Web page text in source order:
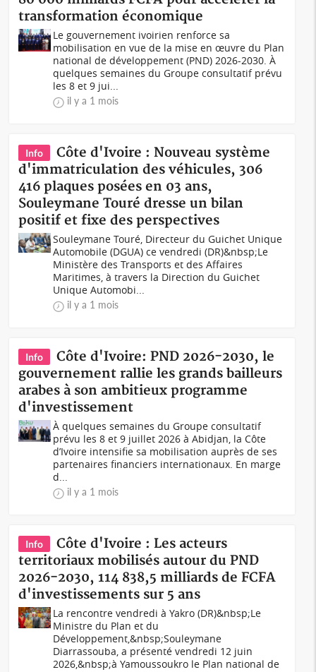
transformation économique
Le gouvernement ivoirien renforce sa
mobilisation en vue de la mise en œuvre du Plan
national de développement (PND) 2026-2030. À
quelques semaines du Groupe consultatif prévu
les 8 et 9 jui...
il y a 1 mois
Info
Côte d'Ivoire : Nouveau système
d'immatriculation des véhicules, 306
416 plaques posées en 03 ans,
Souleymane Touré dresse un bilan
positif et fixe des perspectives
Souleymane Touré, Directeur du Guichet Unique
Automobile (DGUA) ce vendredi (DR)&nbsp;Le
Ministère des Transports et des Affaires
Maritimes, à travers la Direction du Guichet
Unique Automobi...
il y a 1 mois
Info
Côte d'Ivoire: PND 2026-2030, le
gouvernement rallie les grands bailleurs
arabes à son ambitieux programme
d'investissement
À quelques semaines du Groupe consultatif
prévu les 8 et 9 juillet 2026 à Abidjan, la Côte
d’Ivoire intensifie sa mobilisation auprès de ses
partenaires financiers internationaux. En marge
d...
il y a 1 mois
Info
Côte d'Ivoire : Les acteurs
territoriaux mobilisés autour du PND
2026-2030, 114 838,5 milliards de FCFA
d'investissements sur 5 ans
La rencontre vendredi à Yakro (DR)&nbsp;Le
Ministre du Plan et du
Développement,&nbsp;Souleymane
Diarrassouba, a présenté vendredi 12 juin
2026,&nbsp;à Yamoussoukro le Plan national de